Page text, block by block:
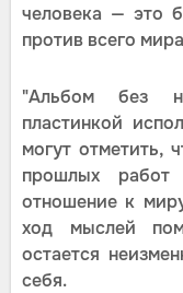
человека — это
против всего
"Альбом без
пластинкой
могут отметить,
прошлых
отношение к
ход мыслей
остается
себя.